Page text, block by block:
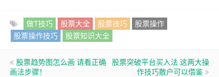
做T技巧 股票大全 股票技巧
股票操作
股票操作技巧
股票知识大全
股票趋势图怎么画 请看正确
画法步骤！
股票突破平台买入法 这两大操
作技巧散户可以借鉴